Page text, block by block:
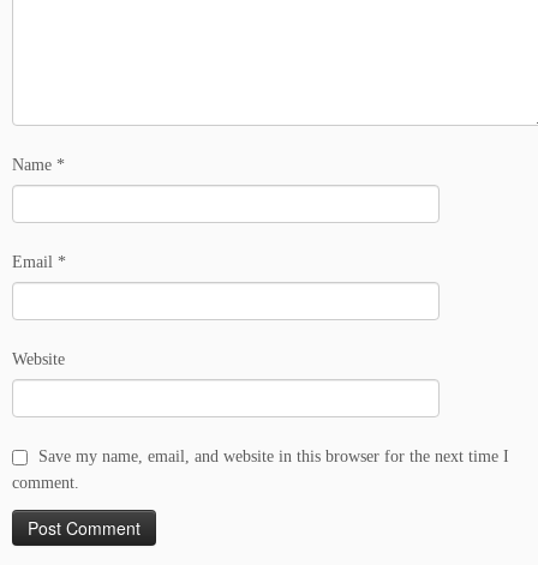
Name *
Email *
Website
Save my name, email, and website in this browser for the next time I
comment.